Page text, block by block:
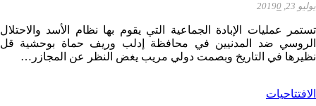
يوليو 23, 2019 0
تستمر عمليات الإبادة الجماعية التي يقوم بها نظام الأسد والاحتلال
الروسي ضد المدنيين في محافظة إدلب وريف حماة بوحشية قل
نظيرها في التاريخ وبصمت دولي مريب يغض النظر عن المجازر…
الافتتاحيات